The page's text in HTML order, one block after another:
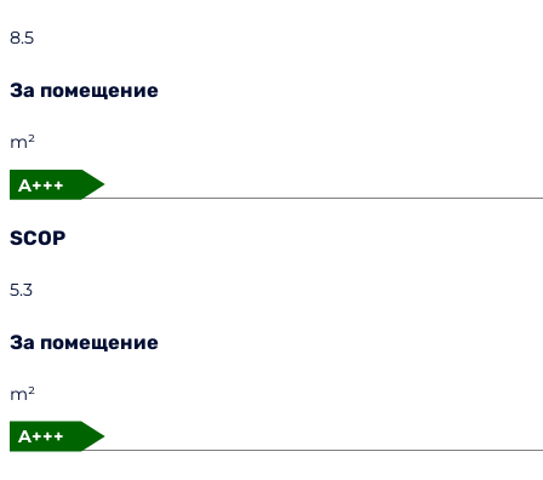
8.5
За помещение
m²
A+++
SCOP
5.3
За помещение
m²
A+++